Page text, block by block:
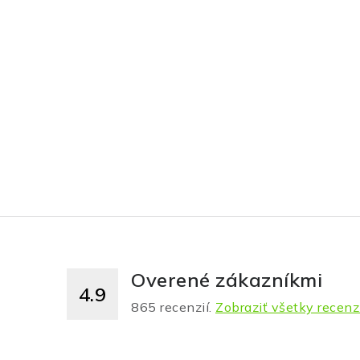
4.9
Overené zákazníkmi
865 recenzií. Zobraziť všetky